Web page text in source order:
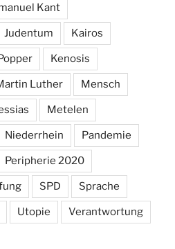
Kant
Judentum Kairos
Kenosis
Luther Mensch
Metelen
Niederrhein Pandemie
Peripherie 2020
SPD Sprache
Utopie Verantwortung